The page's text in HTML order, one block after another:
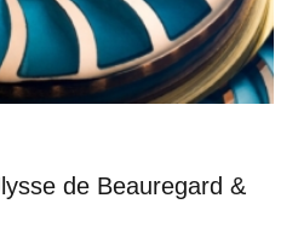
de Beauregard &